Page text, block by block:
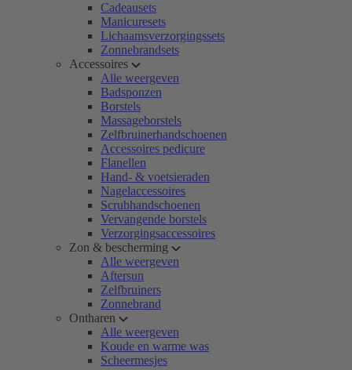
Cadeausets
Manicuresets
Lichaamsverzorgingssets
Zonnebrandsets
Accessoires
Alle weergeven
Badsponzen
Borstels
Massageborstels
Zelfbruinerhandschoenen
Accessoires pedicure
Flanellen
Hand- & voetsieraden
Nagelaccessoires
Scrubhandschoenen
Vervangende borstels
Verzorgingsaccessoires
Zon & bescherming
Alle weergeven
Aftersun
Zelfbruiners
Zonnebrand
Ontharen
Alle weergeven
Koude en warme was
Scheermesjes